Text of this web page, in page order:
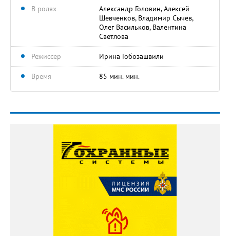
В ролях
Александр Головин, Алексей
Шевченков, Владимир Сычев,
Олег Васильков, Валентина
Светлова
Режиссер Ирина Гобозашвили
Время 85 мин. мин.